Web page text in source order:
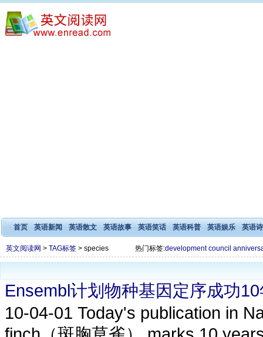
首页 英语新闻 英语散文 英语故事 英语笑话 英语科普 英语娱乐 英语
英文阅读网 > TAG标签 > species 热门标签:development council
Ensembl计划物种基因定序成功
10-04-01 Today's publication in